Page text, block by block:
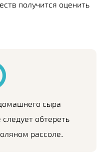
получится оценить
сыра
обтереть
рассоле.